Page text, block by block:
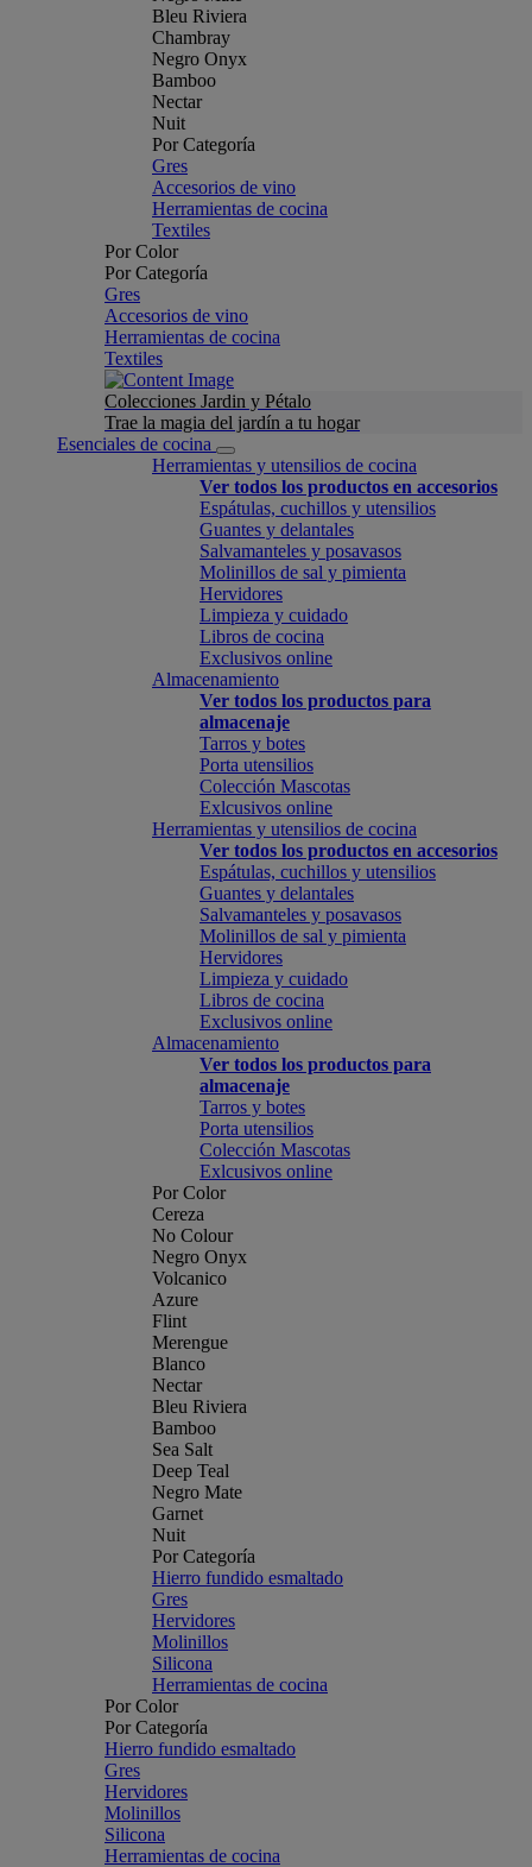
Bleu Riviera
Chambray
Negro Onyx
Bamboo
Nectar
Nuit
Por Categoría
Gres
Accesorios de vino
Herramientas de cocina
Textiles
Por Color
Por Categoría
Gres
Accesorios de vino
Herramientas de cocina
Textiles
Colecciones Jardin y Pétalo
Trae la magia del jardín a tu hogar
Esenciales de cocina
Herramientas y utensilios de cocina
Ver todos los productos en accesorios
Espátulas, cuchillos y utensilios
Guantes y delantales
Salvamanteles y posavasos
Molinillos de sal y pimienta
Hervidores
Limpieza y cuidado
Libros de cocina
Exclusivos online
Almacenamiento
Ver todos los productos para
almacenaje
Tarros y botes
Porta utensilios
Colección Mascotas
Exlcusivos online
Herramientas y utensilios de cocina
Ver todos los productos en accesorios
Espátulas, cuchillos y utensilios
Guantes y delantales
Salvamanteles y posavasos
Molinillos de sal y pimienta
Hervidores
Limpieza y cuidado
Libros de cocina
Exclusivos online
Almacenamiento
Ver todos los productos para
almacenaje
Tarros y botes
Porta utensilios
Colección Mascotas
Exlcusivos online
Por Color
Cereza
No Colour
Negro Onyx
Volcanico
Azure
Flint
Merengue
Blanco
Nectar
Bleu Riviera
Bamboo
Sea Salt
Deep Teal
Negro Mate
Garnet
Nuit
Por Categoría
Hierro fundido esmaltado
Gres
Hervidores
Molinillos
Silicona
Herramientas de cocina
Por Color
Por Categoría
Hierro fundido esmaltado
Gres
Hervidores
Molinillos
Silicona
Herramientas de cocina